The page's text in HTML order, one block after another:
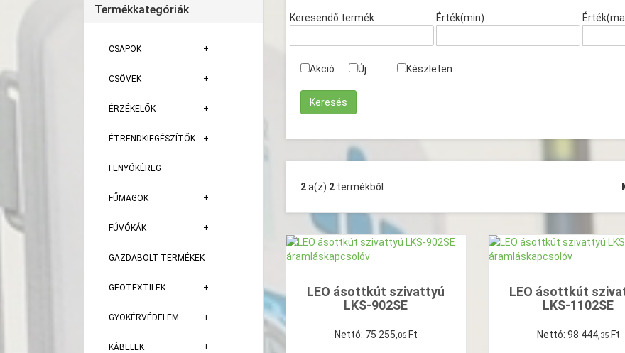
Termékkategóriák
CSAPOK
CSÖVEK
ÉRZÉKELŐK
ÉTRENDKIEGÉSZÍTŐK
FENYŐKÉREG
FŰMAGOK
FÚVÓKÁK
GAZDABOLT TERMÉKEK
GEOTEXTILEK
GYÖKÉRVÉDELEM
KÁBELEK
Keresendő termék Érték(min)
Akció Új Készleten
2a(z) 2 termékből
LEO ásottkút szivattyú
LKS-902SE
Nettó: 75 255,06 Ft
LEO ásottkút
LKS-1102SE
Nettó: 98 444,35 Ft